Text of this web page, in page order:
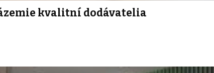
kvalitní dodávatelia